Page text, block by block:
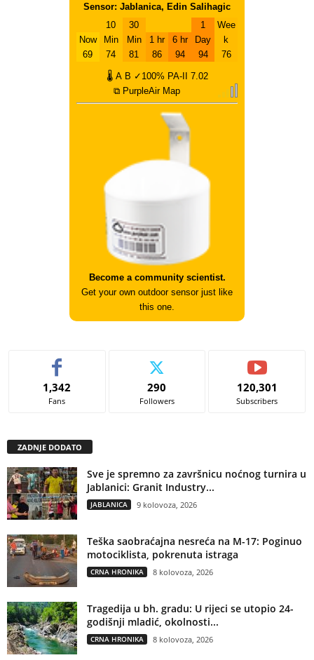
Sensor: Jablanica, Edin Salihagic
Now
69
10
Min
74
30
Min
81
1 hr
86
6 hr
94
1
Day
94
Wee
k
76
🌡 A B ✓100% PA-II
7.02
⧉ PurpleAir Map
Become a community scientist.
Get your own outdoor sensor just like
this one.
1,342
Fans
290
Followers
120,301
Subscribers
ZADNJE DODATO
Sve je spremno za završnicu noćnog turnira u
Jablanici: Granit Industry...
JABLANICA 9 kolovoza, 2026
Teška saobraćajna nesreća na M-17: Poginuo
motociklista, pokrenuta istraga
CRNA HRONIKA 8 kolovoza, 2026
Tragedija u bh. gradu: U rijeci se utopio 24-
godišnji mladić, okolnosti...
CRNA HRONIKA 8 kolovoza, 2026